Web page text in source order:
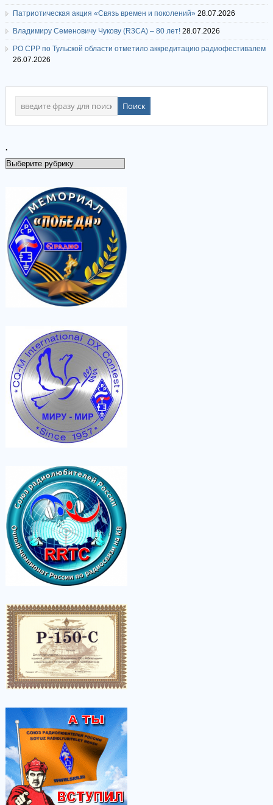
Патриотическая акция «Связь времен и поколений» 28.07.2026
Владимиру Семеновичу Чукову (R3CA) – 80 лет! 28.07.2026
РО СРР по Тульской области отметило аккредитацию радиофестивалем
26.07.2026
.